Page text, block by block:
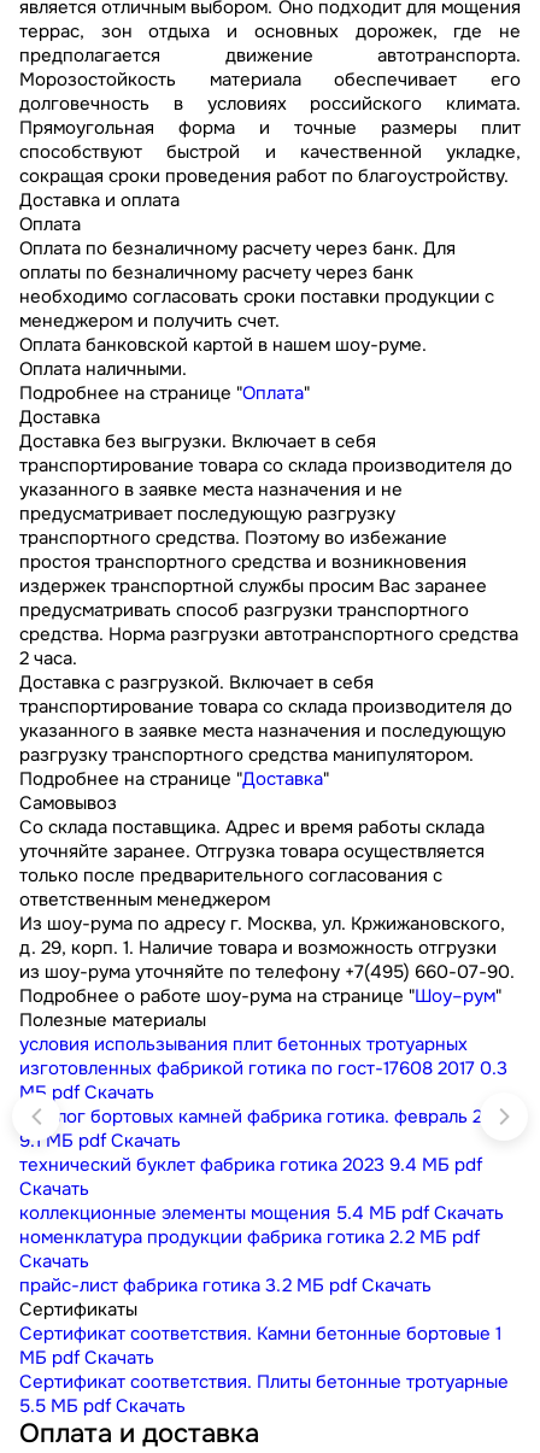
является отличным выбором. Оно подходит для мощения
террас, зон отдыха и основных дорожек, где не
предполагается движение автотранспорта.
Морозостойкость материала обеспечивает его
долговечность в условиях российского климата.
Прямоугольная форма и точные размеры плит
способствуют быстрой и качественной укладке,
сокращая сроки проведения работ по благоустройству.
Доставка и оплата
Оплата
Оплата по безналичному расчету через банк. Для
оплаты по безналичному расчету через банк
необходимо согласовать сроки поставки продукции с
менеджером и получить счет.
Оплата банковской картой в нашем шоу-руме.
Оплата наличными.
Подробнее на странице "Оплата"
Доставка
Доставка без выгрузки. Включает в себя
транспортирование товара со склада производителя до
указанного в заявке места назначения и не
предусматривает последующую разгрузку
транспортного средства. Поэтому во избежание
простоя транспортного средства и возникновения
издержек транспортной службы просим Вас заранее
предусматривать способ разгрузки транспортного
средства. Норма разгрузки автотранспортного средства
2 часа.
Доставка с разгрузкой. Включает в себя
транспортирование товара со склада производителя до
указанного в заявке места назначения и последующую
разгрузку транспортного средства манипулятором.
Подробнее на странице "Доставка"
Самовывоз
Со склада поставщика. Адрес и время работы склада
уточняйте заранее. Отгрузка товара осуществляется
только после предварительного согласования с
ответственным менеджером
Из шоу-рума по адресу г. Москва, ул. Кржижановского,
д. 29, корп. 1. Наличие товара и возможность отгрузки
из шоу-рума уточняйте по телефону +7(495) 660-07-90.
Подробнее о работе шоу-рума на странице "Шоу–рум"
Полезные материалы
условия использывания плит бетонных тротуарных
изготовленных фабрикой готика по гост-17608 2017 0.3
МБ pdf Скачать
каталог бортовых камней фабрика готика. февраль 2023
9.1 МБ pdf Скачать
технический буклет фабрика готика 2023 9.4 МБ pdf
Скачать
коллекционные элементы мощения 5.4 МБ pdf Скачать
номенклатура продукции фабрика готика 2.2 МБ pdf
Скачать
прайс-лист фабрика готика 3.2 МБ pdf Скачать
Сертификаты
Сертификат соответствия. Камни бетонные бортовые 1
МБ pdf Скачать
Сертификат соответствия. Плиты бетонные тротуарные
5.5 МБ pdf Скачать
Оплата и доставка